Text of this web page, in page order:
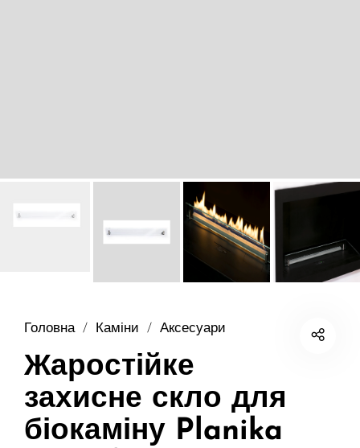
Головна / Каміни / Аксесуари
Жаростійке
захисне скло для
біокаміну Planika